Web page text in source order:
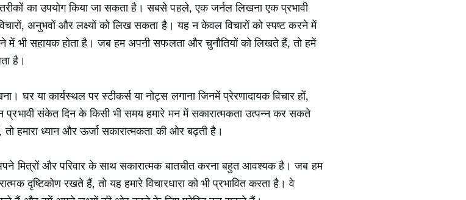
का उपयोग किया जा सकता है। सबसे पहले, एक जर्नल लिखना एक प्रभावी
अनुभवों और लक्ष्यों को लिख सकता है। यह न केवल विचारों को स्पष्ट करने में
में भी सहायक होता है। जब हम अपनी सफलता और चुनौतियों को लिखते हैं, तो हमें
है।
घर या कार्यस्थल पर स्टीकर्स या नोट्स लगाना जिनमें प्रेरणादायक विचार हों,
प्रभावी संकेत दिन के किसी भी समय हमारे मन में सकारात्मकता उत्पन्न कर सकते
हमारा ध्यान और ऊर्जा सकारात्मकता की ओर बढ़ती है।
मित्रों और परिवार के साथ सकारात्मक बातचीत करना बहुत आवश्यक है। जब हम
दृष्टिकोण रखते हैं, तो यह हमारे विचारधारा को भी प्रभावित करता है। वे